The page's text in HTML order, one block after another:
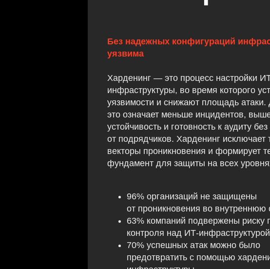
Без надежных конфигураций
уязвима
Харденинг — это процесс настройки
инфраструктуры, во время которого
уязвимости и снижают площадь атаки.
это означает меньше инцидентов,
устойчивость и готовность к аудиту
от подрядчиков. Харденинг исключает
векторы проникновения и формирует
фундамент для защиты на всех
96% организаций не защищены
от проникновения во внутреннюю
63% компаний подвержены риску
контроля над ИТ-инфраструктурой
70% успешных атак можно было
предотвратить с помощью